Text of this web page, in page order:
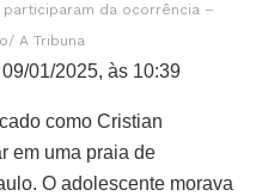
da ocorrência –
A Tribuna
01/2025, às 10:39
como Cristian
em uma praia de
O adolescente morava